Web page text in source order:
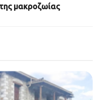
μακροζωίας